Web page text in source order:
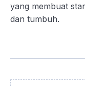
yang membuat
dan tumbuh.